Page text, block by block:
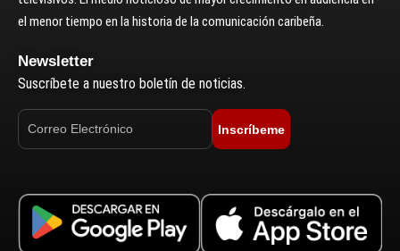
el menor tiempo en la historia de la comunicación caribeña.
Newsletter
Suscríbete a nuestro boletín de noticias.
Inscríbeme